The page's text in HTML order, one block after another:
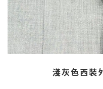
淺灰色西裝